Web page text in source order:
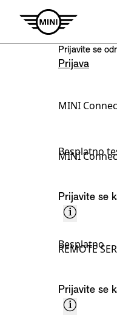
Prijavite se
Prijava
MINI
Ponuda
Besplatno
MINI
Prijavite se
Besplatno
REMOTE
Prijavite se